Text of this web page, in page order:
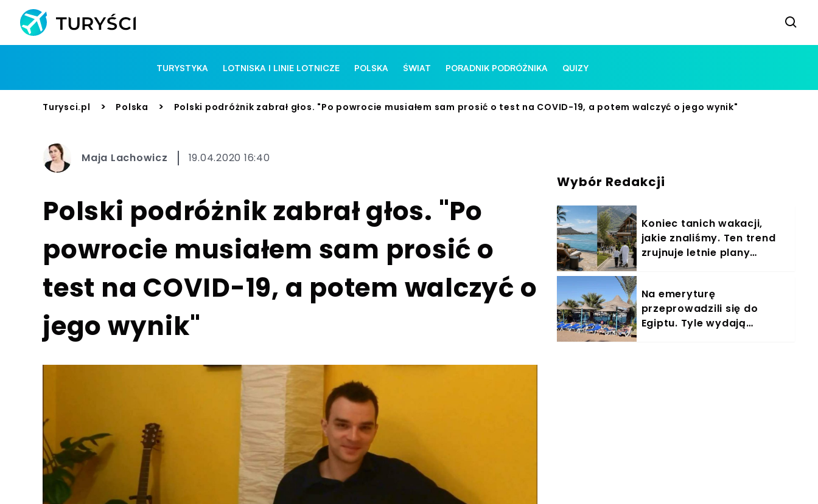
TURYSTYKA LOTNISKA I LINIE LOTNICZE POLSKA ŚWIAT PORADNIK PODRÓŻNIKA QUIZY
Turysci.pl > Polska > Polski podróżnik zabrał głos. "Po powrocie musiałem sam prosić o test na COVID-19, a potem walczyć o jego wynik"
Maja Lachowicz 19.04.2020 16:40
Polski podróżnik zabrał głos. "Po
powrocie musiałem sam prosić o
test na COVID-19, a potem walczyć o
jego wynik"
Wybór Redakcji
Koniec tanich wakacji,
jakie znaliśmy. Ten trend
zrujnuje letnie plany
Na emeryturę
przeprowadzili się do
Egiptu. Tyle wydają